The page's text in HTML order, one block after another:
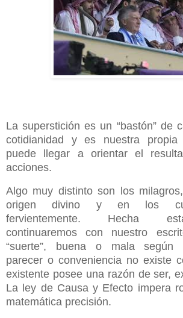
La superstición es un “bastón” de
cotidianidad y es nuestra
puede llegar a orientar el
acciones.
Algo muy distinto son los
origen divino y en los
fervientemente. Hecha
continuaremos con nuestro
“suerte”, buena o mala según
parecer o conveniencia no existe
existente posee una razón de ser,
La ley de Causa y Efecto impera
matemática precisión.